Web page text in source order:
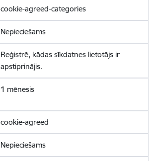
cookie-agreed-categories
Nepieciešams
Reģistrē, kādas sīkdatnes lietotājs ir
apstiprinājis.
1 mēnesis
cookie-agreed
Nepieciešams